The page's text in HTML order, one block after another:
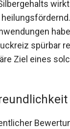
spürbar
Ziel eines